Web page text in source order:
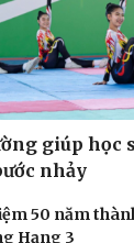
giúp
nhảy
50 năm
Hạng 3